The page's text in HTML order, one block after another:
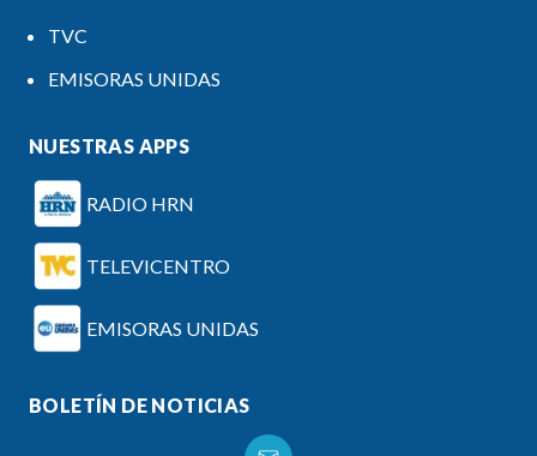
TVC
EMISORAS UNIDAS
NUESTRAS APPS
RADIO HRN
TELEVICENTRO
EMISORAS UNIDAS
BOLETÍN DE NOTICIAS